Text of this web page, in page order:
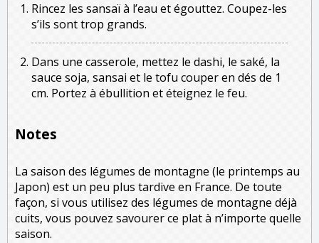
Rincez les sansaï à l’eau et égouttez. Coupez-les
s’ils sont trop grands.
Dans une casserole, mettez le dashi, le saké, la
sauce soja, sansai et le tofu couper en dés de 1
cm. Portez à ébullition et éteignez le feu.
Notes
La saison des légumes de montagne (le printemps au
Japon) est un peu plus tardive en France. De toute
façon, si vous utilisez des légumes de montagne déjà
cuits, vous pouvez savourer ce plat à n’importe quelle
saison.